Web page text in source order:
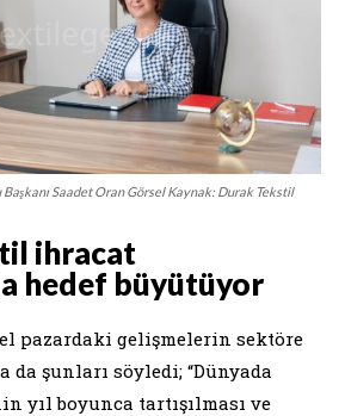
Saadet Oran Görsel Kaynak: Durak Tekstil
ihracat
hedef büyütüyor
pazardaki gelişmelerin sektöre
şunları söyledi; “Dünyada
yıl boyunca tartışılması ve